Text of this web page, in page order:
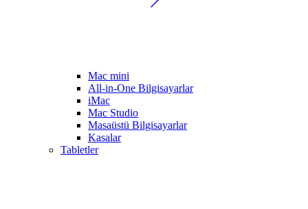
Mac mini
All-in-One Bilgisayarlar
iMac
Mac Studio
Masaüstü Bilgisayarlar
Kasalar
Tabletler